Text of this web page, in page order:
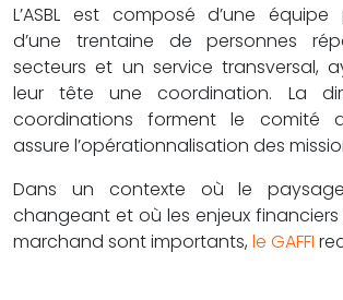
L’ASBL est composé d’une équipe
d’une trentaine de personnes
secteurs et un service transversal,
leur tête une coordination. La
coordinations forment le comité
assure l’opérationnalisation des
Dans un contexte où le
changeant et où les enjeux
marchand sont importants, le GAFFI